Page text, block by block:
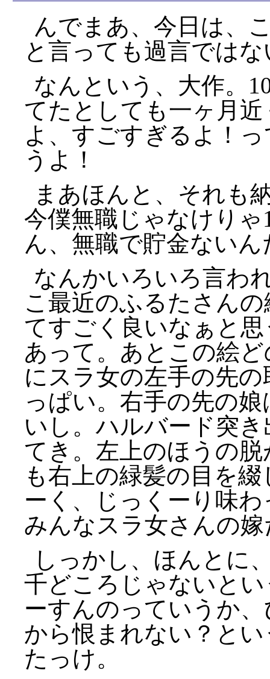
んでまあ、今日は、
と言っても過言では
なんという、大作。
てたとしても一ヶ月
よ、すごすぎるよ！
うよ！
まあほんと、それも
今僕無職じゃなけり
ん、無職で貯金ない
なんかいろいろ言わ
こ最近のふるたさん
てすごく良いなぁと
あって。あとこの絵
にスラ女の左手の先
っぱい。右手の先の
いし。ハルバード突
てき。左上のほうの
も右上の緑髪の目を
ーく、じっくーり味
みんなスラ女さんの
しっかし、ほんとに
千どころじゃないと
ーすんのっていうか
から恨まれない？と
たっけ。